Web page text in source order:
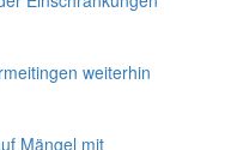
weiterhin
Mängel mit